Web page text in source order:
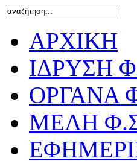
ΑΡΧΙΚΗ
ΙΔΡΥΣΗ
ΟΡΓΑΝΑ
ΜΕΛΗ